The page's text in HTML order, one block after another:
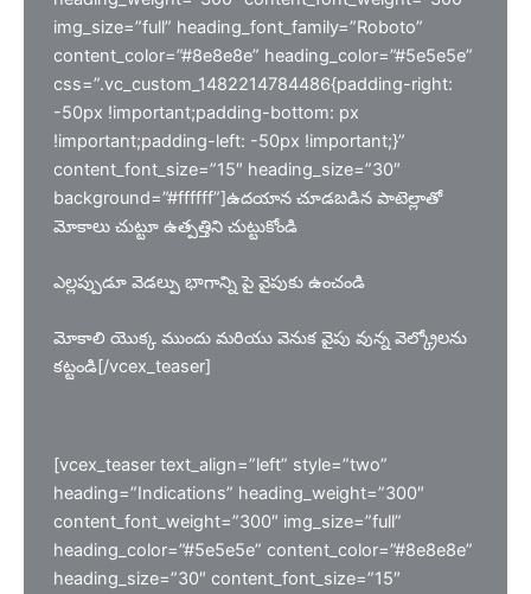
img_size=”full” heading_font_family=”Roboto”
content_color=”#8e8e8e” heading_color=”#5e5e5e”
css=”.vc_custom_1482214784486{padding-right:
-50px !important;padding-bottom: px
!important;padding-left: -50px !important;}”
content_font_size=”15″ heading_size=”30″
background=”#ffffff”]ఉదయాన చూడబడిన పాటెల్లాతో
మోకాలు చుట్టూ ఉత్పత్తిని చుట్టుకోండి
ఎల్లప్పుడూ వెడల్పు భాగాన్ని పై వైపుకు ఉంచండి
మోకాలి యొక్క ముందు మరియు వెనుక వైపు వున్న వెల్క్రోలను
కట్టండి[/vcex_teaser]
[vcex_teaser text_align=”left” style=”two”
heading=”Indications” heading_weight=”300″
content_font_weight=”300″ img_size=”full”
heading_color=”#5e5e5e” content_color=”#8e8e8e”
heading_size=”30″ content_font_size=”15″